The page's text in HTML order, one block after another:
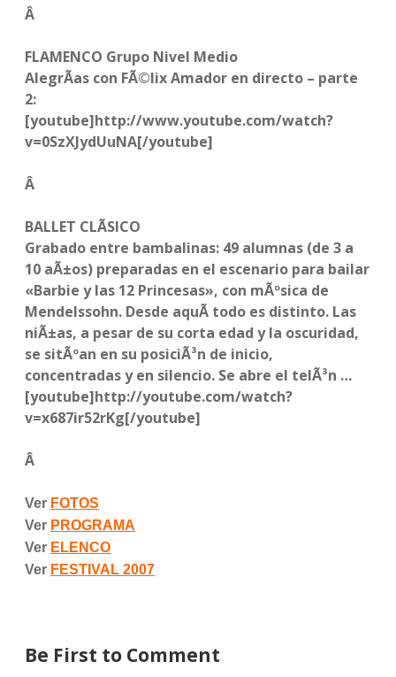
Â
FLAMENCO Grupo Nivel Medio
AlegrÃ­as con FÃ©lix Amador en directo – parte
2:
[youtube]http://www.youtube.com/watch?
v=0SzXJydUuNA[/youtube]
Â
BALLET CLÃSICO
Grabado entre bambalinas: 49 alumnas (de 3 a
10 aÃ±os) preparadas en el escenario para bailar
«Barbie y las 12 Princesas», con mÃºsica de
Mendelssohn. Desde aquÃ­ todo es distinto. Las
niÃ±as, a pesar de su corta edad y la oscuridad,
se sitÃºan en su posiciÃ³n de inicio,
concentradas y en silencio. Se abre el telÃ³n …
[youtube]http://youtube.com/watch?
v=x687ir52rKg[/youtube]
Â
Ver FOTOS
Ver PROGRAMA
Ver ELENCO
Ver FESTIVAL 2007
Be First to Comment